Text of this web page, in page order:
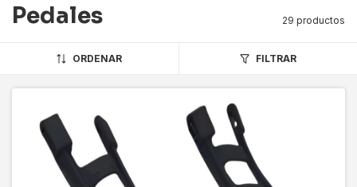
Pedales 29 productos
ORDENAR FILTRAR